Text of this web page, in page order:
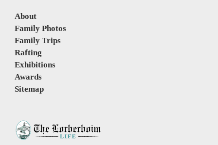
About
Family Photos
Family Trips
Rafting
Exhibitions
Awards
Sitemap